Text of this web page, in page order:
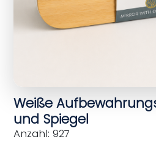
Weiße
und Spiegel
Anzahl: 927